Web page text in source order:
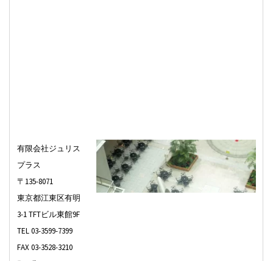
有限会社ジュリス
プラス
〒135-8071
東京都江東区有明
3-1 TFTビル東館9F
TEL 03-3599-7399
FAX 03-3528-3210